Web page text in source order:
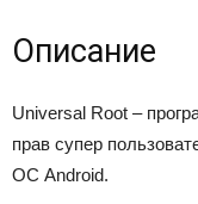
Описание
Universal Root –
прав супер
ОС Android.